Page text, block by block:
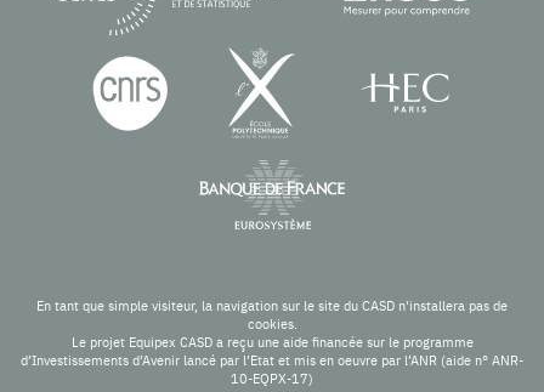
En tant que simple visiteur, la navigation sur le site du CASD n'installera pas de
cookies.
Le projet Equipex CASD a reçu une aide financée sur le programme
d’Investissements d’Avenir lancé par l’Etat et mis en oeuvre par l’ANR (aide n° ANR-
10-EQPX-17)